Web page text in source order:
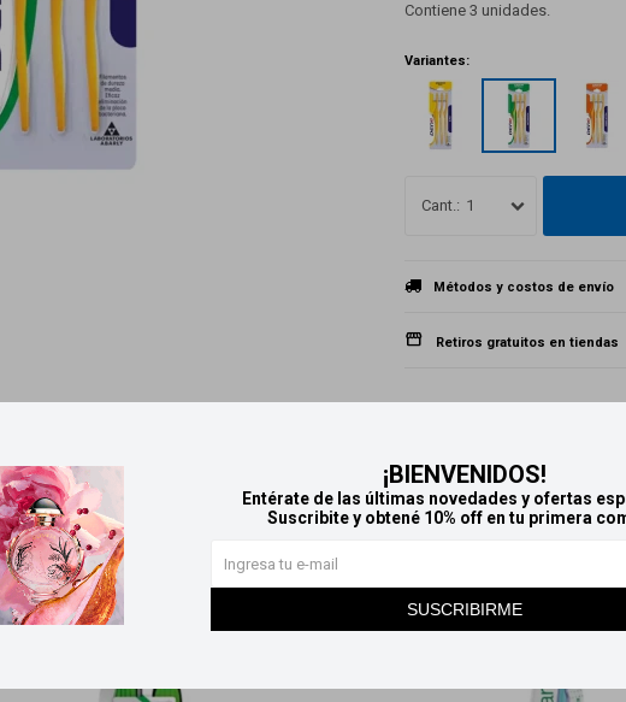
¡BIENVENIDOS!
Entérate de las últimas novedades y ofertas
Suscribite y obtené 10% off en tu primera
SUSCRIBIRME
Contiene 3 unidades.
Variantes:
1
Métodos y costos de envío
Retiros gratuitos en tiendas